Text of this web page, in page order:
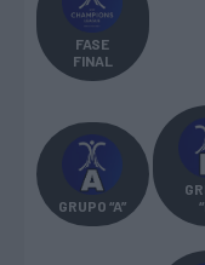
FASE
FINAL
GRUPO “A”